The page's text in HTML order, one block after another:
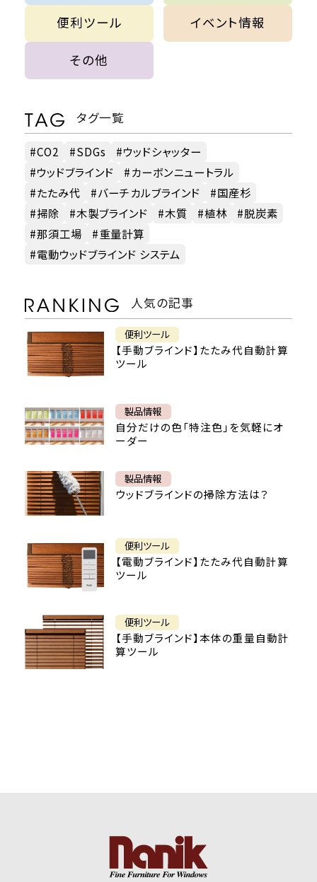
便利ツール イベント情報
その他
タグ一覧
CO2 SDGs
ウッドシャッター
ウッドブラインド
カーボンニュートラル
たたみ代
バーチカルブラインド
国産杉
掃除
木製ブラインド 木質 植林
脱炭素
那須工場
重量計算
電動ウッドブラインド システム
人気の記事
便利ツール
【手動ブラインド】たたみ代自動計算
ツール
製品情報
自分だけの色「特注色」を気軽にオ
ーダー
製品情報
ウッドブラインドの掃除方法は？
便利ツール
【電動ブラインド】たたみ代自動計算
ツール
便利ツール
【手動ブラインド】本体の重量自動計
算ツール